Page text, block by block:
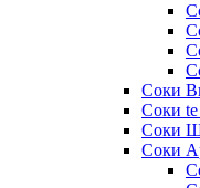
Соки
Соки te
Соки
Соки